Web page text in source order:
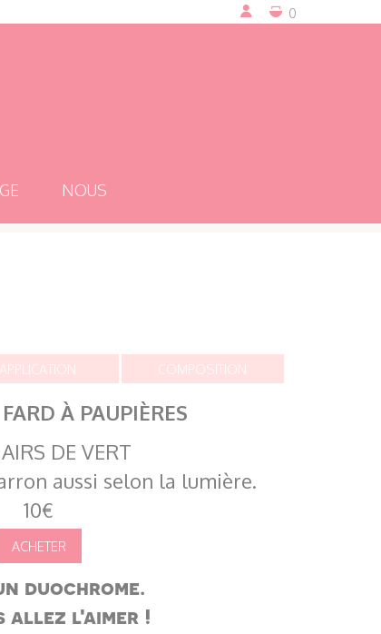
0
NOUS
APPLICATION COMPOSITION
À PAUPIÈRES
DE VERT
aussi selon la lumière.
10€
duochrome.
allez l'aimer !